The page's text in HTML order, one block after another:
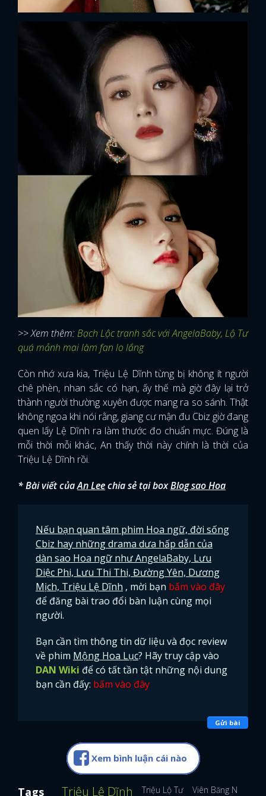
x
ĐĂNG NHẬP
>> Xem thêm:Bạch Lộc tranh sắc với AngelaBaby, Lộ Tư
quá mảnh mai làm fan lo lắng
Còn nhớ xưa kia, Triệu Lệ Dĩnh từng bị không ít người
chê phèn, nhan sắc có hạn, ấy thế mà giờ đây lại trở
thành người thường xuyên được mang ra so sánh. Thật
không ngoa khi nói rằng, giang cư mận đu Cbiz giờ đang
quen lấy Lệ Dĩnh ra làm thước đo chuẩn mực. Đúng là
mỗi thời mỗi khác, An thấy thời này chính là thời của
Triệu Lệ Dĩnh rồi.
* Bài viết củaAn Leechia sẻ tại boxBlog sao Hoa
Nếu bạn quan tâm phim Hoa ngữ, đời sống
Cbiz hay những drama dưa hấp dẫn của
dàn sao Hoa ngữ như AngelaBaby, Lưu
Diệc Phi, Lưu Thi Thi, Đường Yên, Dương
Mịch, Triệu Lệ Dĩnh , mời bạn bấm vào đây
để đăng bài trao đổi bàn luận cùng mọi
người.
Bạn cần tìm thông tin dữ liệu và đọc review
về phim Mộng Hoa Lục? Hãy truy cập vào
DAN Wiki để có tất tần tật những nội dung
bạn cần đấy: bấm vào đây
Gửi bài
Xem bình luận cái nào
Tags Triệu Lệ Dĩnh Triệu Lộ Tư Viên Băng Nghiên